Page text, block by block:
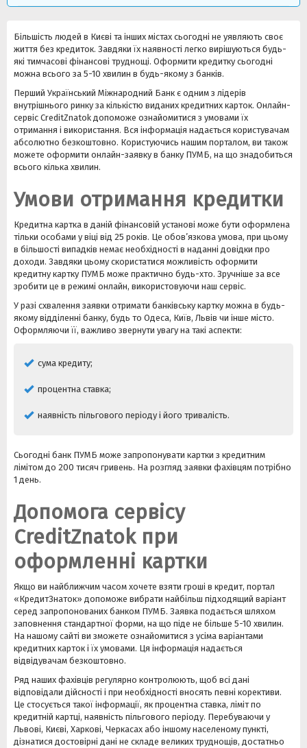
Більшість людей в Києві та інших містах сьогодні не уявляють своє
життя без кредиток. Завдяки їх наявності легко вирішуються будь-
які тимчасові фінансові труднощі. Оформити кредитку сьогодні
можна всього за 5-10 хвилин в будь-якому з банків.
Перший Український Міжнародний Банк є одним з лідерів
внутрішнього ринку за кількістю виданих кредитних карток. Онлайн-
сервіс CreditZnatok допоможе ознайомитися з умовами їх
отримання і використання. Вся інформація надається користувачам
абсолютно безкоштовно. Користуючись нашим порталом, ви також
можете оформити онлайн-заявку в банку ПУМБ, на що знадобиться
всього кілька хвилин.
Умови отримання кредитки
Кредитна картка в даній фінансовій установі може бути оформлена
тільки особами у віці від 25 років. Це обов’язкова умова, при цьому
в більшості випадків немає необхідності в наданні довідки про
доходи. Завдяки цьому скористатися можливість оформити
кредитну картку ПУМБ може практично будь-хто. Зручніше за все
зробити це в режимі онлайн, використовуючи наш сервіс.
У разі схвалення заявки отримати банківську картку можна в будь-
якому відділенні банку, будь то Одеса, Київ, Львів чи інше місто.
Оформляючи її, важливо звернути увагу на такі аспекти:
сума кредиту;
процентна ставка;
наявність пільгового періоду і його тривалість.
Сьогодні банк ПУМБ може запропонувати картки з кредитним
лімітом до 200 тисяч гривень. На розгляд заявки фахівцям потрібно
1 день.
Допомога сервісу
CreditZnatok при
оформленні картки
Якщо ви найближчим часом хочете взяти гроші в кредит, портал
«КредитЗнаток» допоможе вибрати найбільш підходящий варіант
серед запропонованих банком ПУМБ. Заявка подається шляхом
заповнення стандартної форми, на що піде не більше 5-10 хвилин.
На нашому сайті ви зможете ознайомитися з усіма варіантами
кредитних карток і їх умовами. Ця інформація надається
відвідувачам безкоштовно.
Ряд наших фахівців регулярно контролюють, щоб всі дані
відповідали дійсності і при необхідності вносять певні корективи.
Це стосується такої інформації, як процентна ставка, ліміт по
кредитній картці, наявність пільгового періоду. Перебуваючи у
Львові, Києві, Харкові, Черкасах або іншому населеному пункті,
дізнатися достовірні дані не складе великих труднощів, достатньо